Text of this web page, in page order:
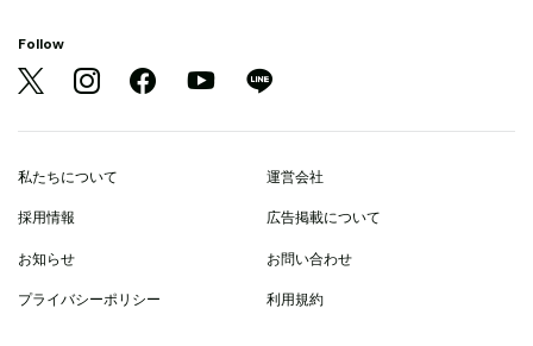
Follow
私たちについて 運営会社
採用情報 広告掲載について
お知らせ お問い合わせ
プライバシーポリシー 利用規約